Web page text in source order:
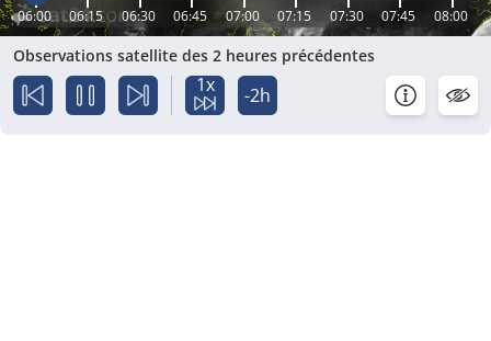
06:00 06:15 06:30 06:45 07:00 07:15 07:30 07:45 08:00
Observations satellite des 2 heures précédentes
1x -2h